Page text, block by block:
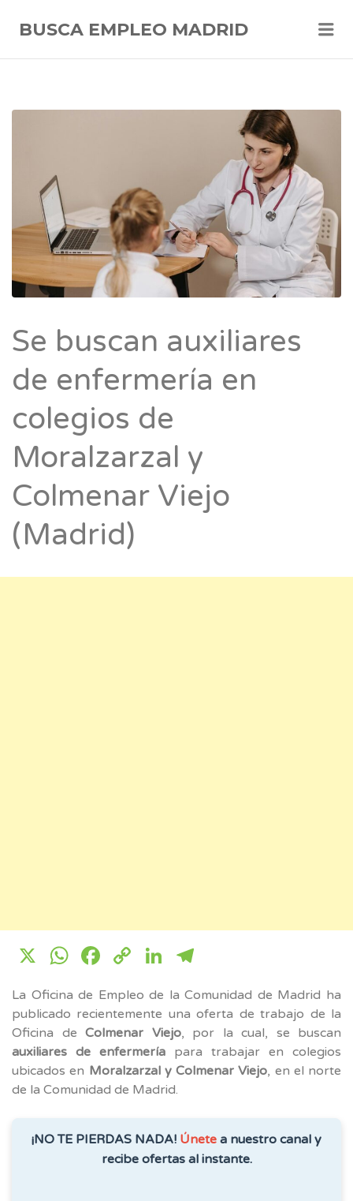
BUSCA EMPLEO MADRID
Se buscan auxiliares
de enfermería en
colegios de
Moralzarzal y
Colmenar Viejo
(Madrid)
X WhatsApp
Facebook
CopyLinkedIn
La Oficina de Empleo de la Comunidad de Madrid ha
publicado recientemente una oferta de trabajo de la
Oficina de Colmenar Viejo, por la cual, se buscan
auxiliares de enfermería para trabajar en colegios
ubicados en Moralzarzal y Colmenar Viejo, en el norte
de la Comunidad de Madrid.
¡NO TE PIERDAS NADA! Únete a nuestro canal y
recibe ofertas al instante.